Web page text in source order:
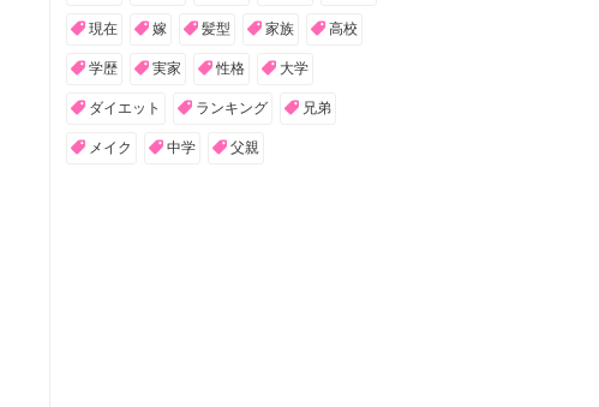
現在 嫁 髪型 家族 高校
学歴 実家 性格 大学
ダイエット ランキング 兄弟
メイク 中学 父親